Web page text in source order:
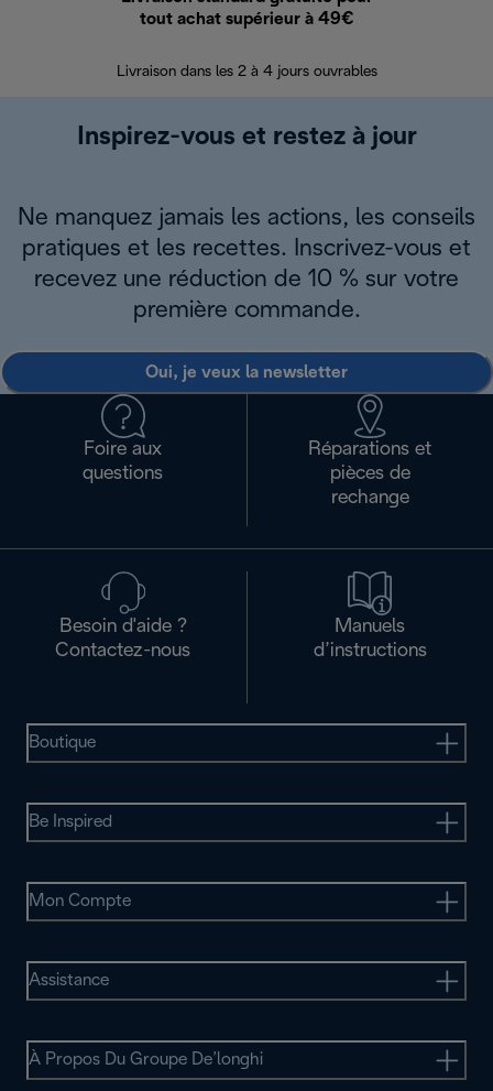
tout achat supérieur à 49€
Livraison dans les 2 à 4 jours ouvrables
Inspirez-vous et restez à jour
Ne manquez jamais les actions, les conseils
pratiques et les recettes. Inscrivez-vous et
recevez une réduction de 10 % sur votre
première commande.
Oui, je veux la newsletter
Foire aux
questions
Réparations et
pièces de
rechange
Besoin d'aide ?
Contactez-nous
Manuels
d’instructions
Boutique
Be Inspired
Mon Compte
Assistance
À Propos Du Groupe De’longhi